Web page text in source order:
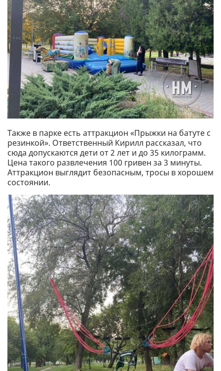
Также в парке есть аттракцион «Прыжки на батуте с
резинкой». Ответственный Кирилл рассказал, что
сюда допускаются дети от 2 лет и до 35 килограмм.
Цена такого развлечения 100 гривен за 3 минуты.
Аттракцион выглядит безопасным, тросы в хорошем
состоянии.